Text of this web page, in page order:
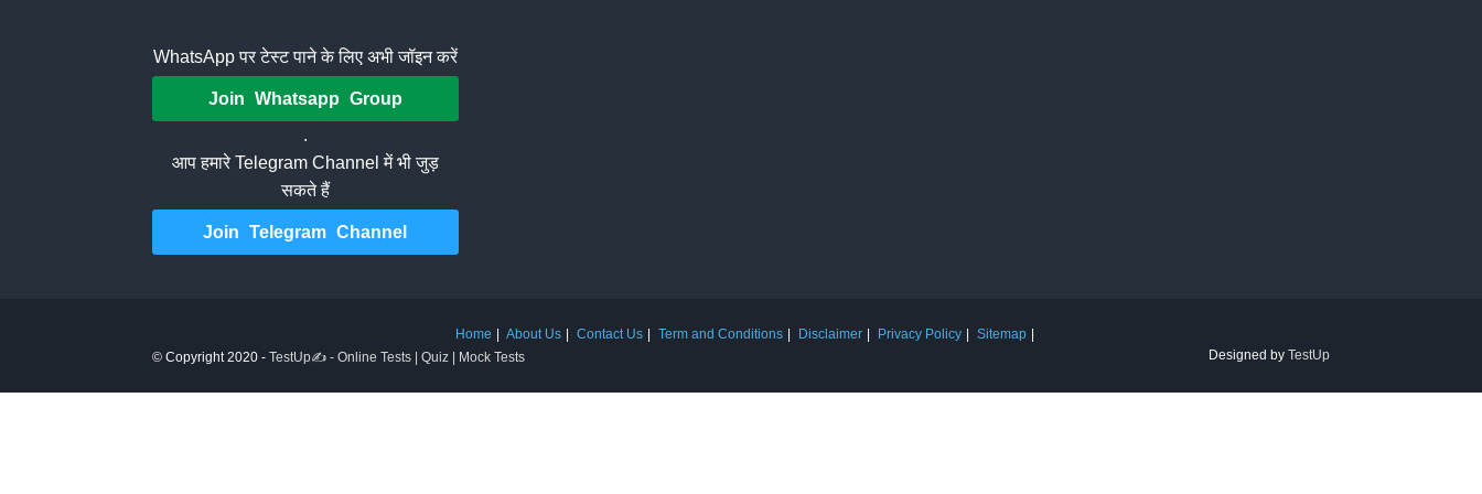
WhatsApp पर टेस्ट पाने के लिए अभी जॉइन करें
Join Whatsapp Group
.
आप हमारे Telegram Channel में भी जुड़
सकते हैं
Join Telegram Channel
Home About Us Contact Us Term and Conditions Disclaimer Privacy Policy
Sitemap
© Copyright 2020 - TestUp✍️ - Online Tests | Quiz | Mock Tests Designed by TestUp